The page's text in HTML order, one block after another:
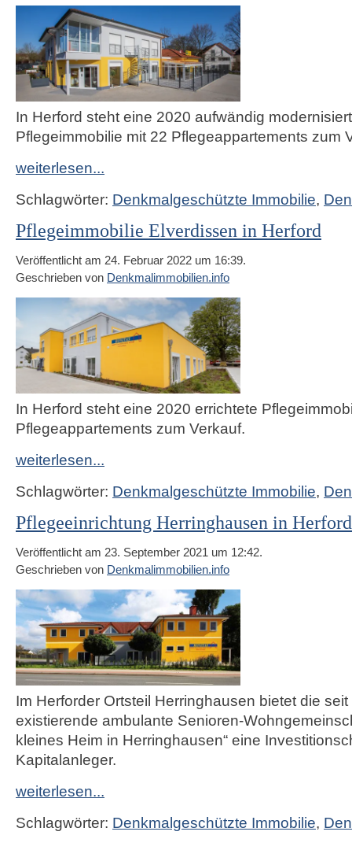
In Herford steht eine 2020 aufwändig
Pflegeimmobilie mit 22 Pflegeappartements zum
weiterlesen...
Schlagwörter: Denkmalgeschützte Immobilie,
Pflegeimmobilie Elverdissen in Herford
Veröffentlicht am 24. Februar 2022 um 16:39.
Geschrieben von Denkmalimmobilien.info
In Herford steht eine 2020 errichtete
Pflegeappartements zum Verkauf.
weiterlesen...
Schlagwörter: Denkmalgeschützte Immobilie,
Pflegeeinrichtung Herringhausen in Herford
Veröffentlicht am 23. September 2021 um 12:42.
Geschrieben von Denkmalimmobilien.info
Im Herforder Ortsteil Herringhausen bietet die
existierende ambulante Senioren-
kleines Heim in Herringhausen“ eine
Kapitalanleger.
weiterlesen...
Schlagwörter: Denkmalgeschützte Immobilie,